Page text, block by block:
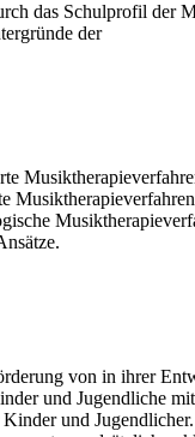
das Schulprofil der
der
von in ihrer
und Jugendliche
und Jugendlicher.